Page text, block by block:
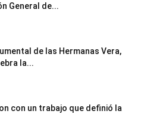
General de...
de las Hermanas Vera,
la...
con un trabajo que definió la